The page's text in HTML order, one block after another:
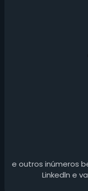
e outros inúmeros
Linkedln e